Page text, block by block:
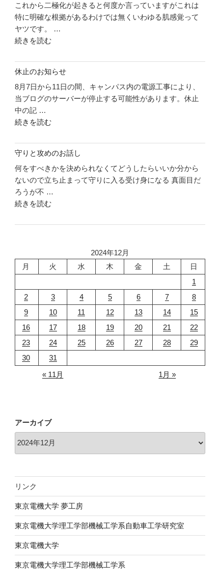
い
こ
う"
の
件
前
の
め
で
行
こ
う"
の
これから二極化が起きると何度か言っていますがこれは
特に明確な根拠があるわけでは無くいわゆる肌感覚って
ヤツです。 …
"二
化
の
件
リ
ソ
ー
に
つ
い
て"
の
続きを読む
休止のお知らせ
8月7日から11日の間、キャンパス内の電源工事により、
当ブログのサーバーが停止する可能性があります。休止
中の記 …
"休
の
お
知
ら
せ"
の
続きを読む
守りと攻めのお話し
何をすべきかを決められなくてどうしたらいいか分から
ないので立ち止まって守りに入る受け身になる 真面目だ
ろうが不 …
"守
と
の
お
続きを読む
2024年12月
月
火 水 木 金 土
日
1
2
3 4 5 6 7
8
9
10 11 12 13 14
15
16
17 18 19 20 21
22
23
24 25 26 27 28
29
30
31
« 11月
1月 »
アーカイブ
リンク
東京電機大学 夢工房
東京電機大学理工学部機械工学系自動車工学研究室
東京電機大学
東京電機大学理工学部機械工学系